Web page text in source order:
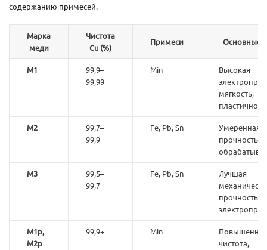
содержанию примесей.
Марка
меди
Чистота
Cu (%)
Примеси Основные
М1
99,9–
99,99
Min
Высокая
мягкость,
М2
99,7–
99,9
Fe, Pb, Sn
Умеренная
прочность,
М3
99,5–
99,7
Fe, Pb, Sn
Лучшая
прочность,
М1р,
М2р
99,9+ Min
Повышенная
чистота,